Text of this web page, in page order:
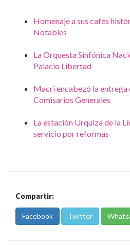
Homenaje a sus cafés
Notables
La Orquesta Sinfónica
Palacio Libertad
Macri encabezó la entrega
Comisarios Generales
La estación Urquiza de la
servicio por reformas
Compartir:
Facebook Twitter